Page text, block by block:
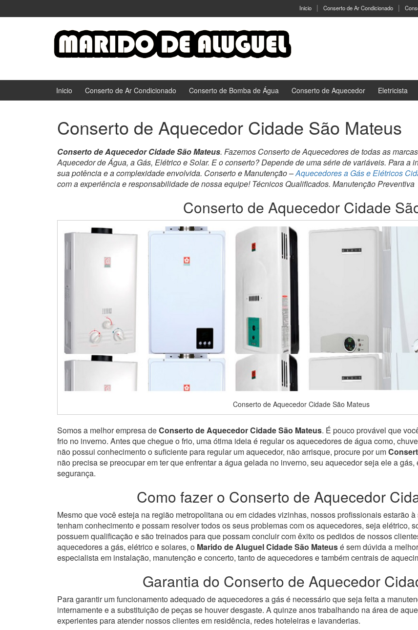
Inicio Conserto de Ar Condicionado
Inicio Conserto de Ar Condicionado Conserto de Bomba de Água Conserto de Aquecedor Eletricista
Conserto de Aquecedor Cidade São Mateus
Conserto de Aquecedor Cidade São Mateus. Fazemos Conserto de Aquecedores de todas as
Aquecedor de Água, a Gás, Elétrico e Solar. E o conserto? Depende de uma série de variáveis. Para a
sua potência e a complexidade envolvida. Conserto e Manutenção –Aquecedores a Gás e Elétricos
com a experiência e responsabilidade de nossa equipe! Técnicos Qualificados. Manutenção Preventiva
Conserto de Aquecedor Cidade
Conserto de Aquecedor Cidade São Mateus
Somos a melhor empresa deConserto de Aquecedor Cidade São Mateus. É pouco provável que
frio no inverno. Antes que chegue o frio, uma ótima ideia é regular os aquecedores de água como,
não possui conhecimento o suficiente para regular um aquecedor, não arrisque, procure por um
não precisa se preocupar em ter que enfrentar a água gelada no inverno, seu aquecedor seja ele a
segurança.
Como fazer o Conserto de Aquecedor
Mesmo que você esteja na região metropolitana ou em cidades vizinhas, nossos profissionais estarão
tenham conhecimento e possam resolver todos os seus problemas com os aquecedores, seja elétrico,
possuem qualificação e são treinados para que possam concluir com êxito os pedidos de nossos
aquecedores a gás, elétrico e solares, o Marido de Aluguel Cidade São Mateusé sem dúvida a
especialista em instalação, manutenção e concerto, tanto de aquecedores e também centrais de
Garantia do Conserto de Aquecedor
Para garantir um funcionamento adequado de aquecedores a gás é necessário que seja feita a
internamente e a substituição de peças se houver desgaste. A quinze anos trabalhando na área de
experientes para atender nossos clientes em residência, redes hoteleiras e lavanderias.